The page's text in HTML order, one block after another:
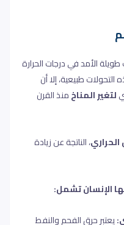
الأمد في درجات الحرارة
طبيعية، إلا أن
لتغير المناخمنذ القرن
، الناتجة عن زيادة
الإنسان تشمل:
يعتبر حرق الفحم والنفط